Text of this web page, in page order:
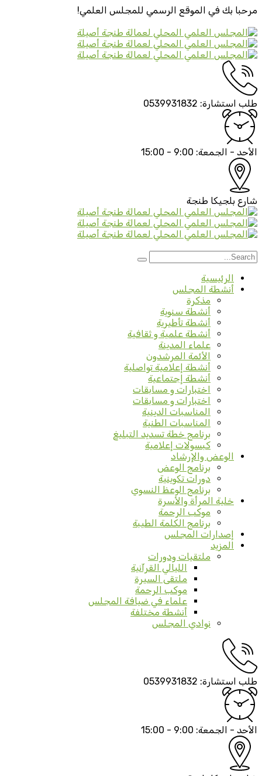
مرحبا بك في الموقع الرسمي للمجلس العلمي!
طلب استشارة: 0539931832
الأحد - الجمعة: 9:00 - 15:00
شارع بلجيكا طنجة
الرئيسية
أنشطة المجلس
مذكرة
أنشطة سنوية
أنشطة تأطيرية
أنشطة علمية و ثقافية
علماء المدينة
الأئمة المرشدون
أنشطة إعلامية تواصلية
أنشطة إجتماعية
اختبارات و مسابقات
اختبارات و مسابقات
المناسبات الدينية
المناسبات الطنية
برنامج خطة تسديد التبليغ
كبسولات إعلامية
الوعض والإرشاد
برنامج الوعض
دورات تكوينية
برنامج الوعظ النسوي
خلية المرأة والأسرة
موكب الرحمة
برنامج الكلمة الطيبة
إصدارات المجلس
المزيد
ملتقيات ودورات
الليالي القرآنية
ملتقى السيرة
موكب الرحمة
علماء في ضيافة المجلس
أنشطة مختلفة
نوادي المجلس
طلب استشارة: 0539931832
الأحد - الجمعة: 9:00 - 15:00